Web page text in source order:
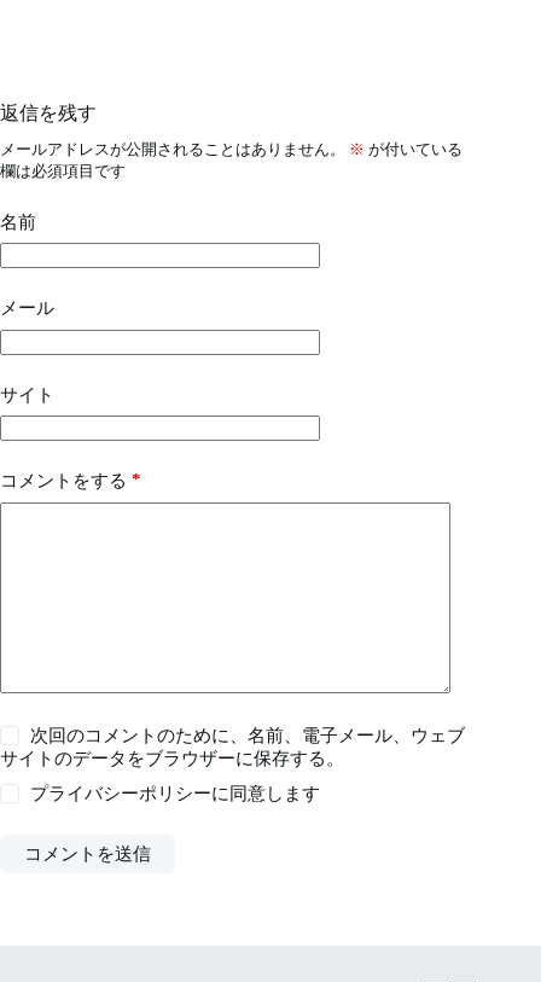
返信を残す
メールアドレスが公開されることはありません。 ※ が付いている
欄は必須項目です
名前
メール
サイト
コメントをする *
次回のコメントのために、名前、電子メール、ウェブ
サイトのデータをブラウザーに保存する。
プライバシーポリシーに同意します
コメントを送信